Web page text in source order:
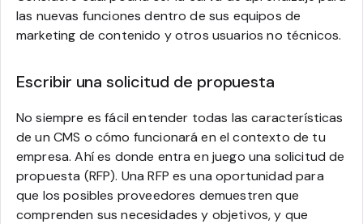
las nuevas funciones dentro de sus equipos de
marketing de contenido y otros usuarios no técnicos.
Escribir una solicitud de propuesta
No siempre es fácil entender todas las características
de un CMS o cómo funcionará en el contexto de tu
empresa. Ahí es donde entra en juego una solicitud de
propuesta (RFP). Una RFP es una oportunidad para
que los posibles proveedores demuestren que
comprenden sus necesidades y objetivos, y que